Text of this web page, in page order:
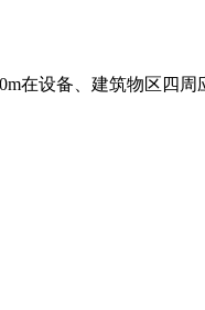
在设备、建筑物区四周